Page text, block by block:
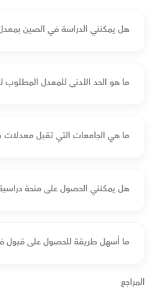
هل يمكنني الدراسة في الصين
ما هو الحد الأدنى للمعدل
ما هي الجامعات التي تقبل
هل يمكنني الحصول على منحة
ما أسهل طريقة للحصول على قبول
المراجع